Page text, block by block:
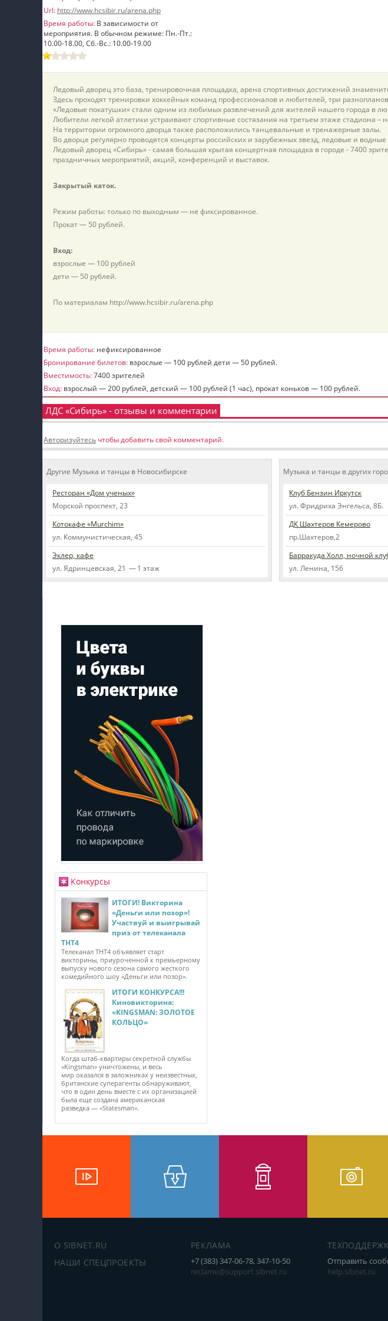
пїЅпїЅпїЅ
пїЅпїЅпїЅпїЅпїЅпїЅпїЅпїЅпїЅпїЅпїЅ
пїЅпїЅпїЅ
пїЅпїЅпїЅ пїЅпїЅпїЅпїЅпїЅ
пїЅпїЅпїЅ пїЅпїЅпїЅпїЅпїЅпїЅ
пїЅпїЅпїЅпїЅпїЅ
пїЅпїЅпїЅпїЅпїЅпїЅпїЅпїЅпїЅпїЅ
Url: http://www.hcsibir.ru/arena.php
Время работы: В зависимости от
мероприятия. В обычном режиме: Пн.-Пт.:
10.00-18.00, Сб.-Вс.: 10.00-19.00
Ледовый дворец это база, тренировочная площадка, арена спортивных достижений
Здесь проходят тренировки хоккейных команд профессионалов и любителей, три
«Ледовые покатушки» стали одним из любимых развлечений для жителей нашего города в
Любители легкой атлетики устраивают спортивные состязания на третьем этаже стадиона –
На территории огромного дворца также расположились танцевальные и тренажерные залы.
Во дворце регулярно проводятся концерты российских и зарубежных звезд, ледовые и
Ледовый дворец «Сибирь» - самая большая крытая концертная площадка в городе - 7400
праздничных мероприятий, акций, конференций и выставок.
Закрытый каток.
Режим работы: только по выходным — не фиксированное.
Прокат — 50 рублей.
Вход:
взрослые — 100 рублей
дети — 50 рублей.
По материалам http://www.hcsibir.ru/arena.php
Время работы: нефиксированное
Бронирование билетов: взрослые — 100 рублей дети — 50 рублей.
Вместимость:7400 зрителей
Вход: взрослый — 200 рублей, детский — 100 рублей (1 час), прокат коньков — 100 рублей.
ЛДС «Сибирь» - отзывы и комментарии
Авторизуйтесь чтобы добавить свой комментарий.
Другие Музыка и танцы в Новосибирске
Ресторан «Дом ученых»
Морской проспект, 23
Котокафе «Murchim»
ул. Коммунистическая, 45
Эклер, кафе
ул. Ядринцевская, 21 — 1 этаж
Музыка и танцы в других
Клуб Бензин Иркутск
ул. Фридриха Энгельса, 8Б.
ДК Шахтеров Кемерово
пр.Шахтеров,2
Барракуда Холл, ночной
ул. Ленина, 156
Конкурсы
ИТОГИ! Викторина
«Деньги или позор»!
Участвуй и выигрывай
приз от телеканала
ТНТ4
Телеканал ТНТ4 объявляет старт
викторины, приуроченной к премьерному
выпуску нового сезона самого жесткого
комедийного шоу «Деньги или позор».
ИТОГИ КОНКУРСА!!!
Киновикторина:
«KINGSMAN: ЗОЛОТОЕ
КОЛЬЦО»
Когда штаб-квартиры секретной службы
«Kingsman» уничтожены, и весь
мир оказался в заложниках у неизвестных,
британские суперагенты обнаруживают,
что в один день вместе с их организацией
была еще создана американская
разведка — «Statesman».
О SIBNET.RU
НАШИ СПЕЦПРОЕКТЫ
РЕКЛАМА
+7 (383) 347-06-78, 347-10-50
reclame@support.sibnet.ru
Отправить
help.sibnet.ru